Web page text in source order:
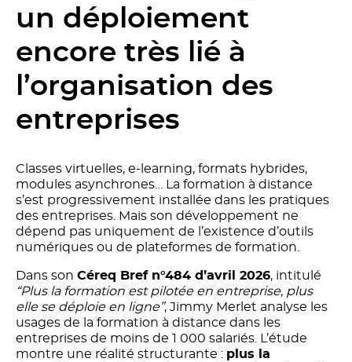
un déploiement
encore très lié à
l’organisation des
entreprises
Classes virtuelles, e-learning, formats hybrides,
modules asynchrones… La formation à distance
s’est progressivement installée dans les pratiques
des entreprises. Mais son développement ne
dépend pas uniquement de l’existence d’outils
numériques ou de plateformes de formation.
Dans son Céreq Bref n°484 d’avril 2026, intitulé
“Plus la formation est pilotée en entreprise, plus
elle se déploie en ligne”, Jimmy Merlet analyse les
usages de la formation à distance dans les
entreprises de moins de 1 000 salariés. L’étude
montre une réalité structurante : plus la